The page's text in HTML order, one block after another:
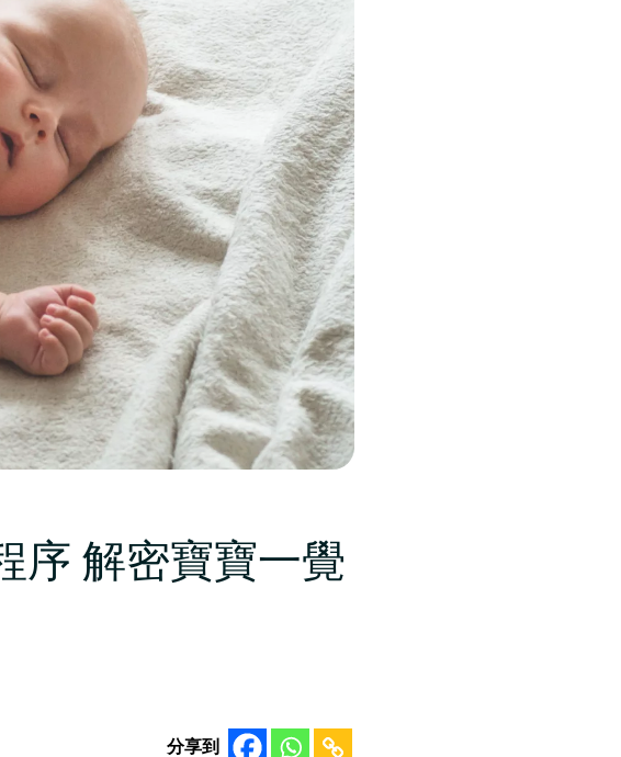
序 解密寶寶一覺
分享到